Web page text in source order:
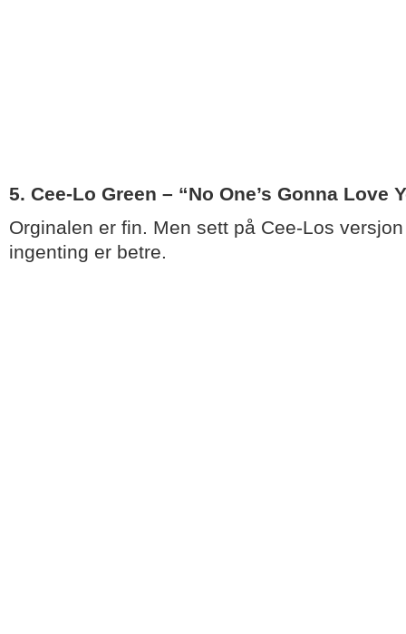
5. Cee-Lo Green – “No One’s Gonna Love
Orginalen er fin. Men sett på Cee-Los
ingenting er betre.